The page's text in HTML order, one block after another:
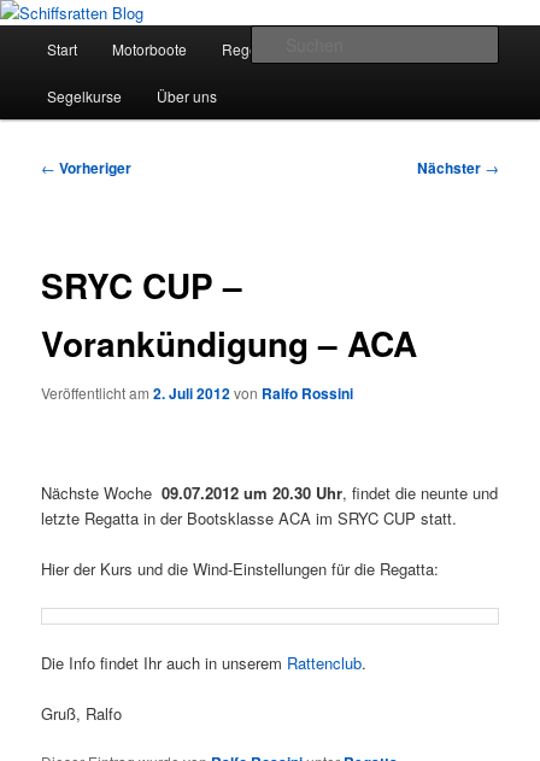
Zum
springenSchiffsratten Blog
Segelsport in Second Life
Start Motorboote Regelkunde
Segelkurse Über uns
Beitragsnavigation
← Vorheriger Nächster →
SRYC CUP –
Vorankündigung – ACA
Veröffentlicht am2. Juli 2012von Ralfo Rossini
Nächste Woche09.07.2012 um 20.30 Uhr, findet die neunte und
letzte Regatta in der Bootsklasse ACA im SRYC CUP statt.
Hier der Kurs und die Wind-Einstellungen für die Regatta:
Die Info findet Ihr auch in unserem Rattenclub.
Gruß, Ralfo